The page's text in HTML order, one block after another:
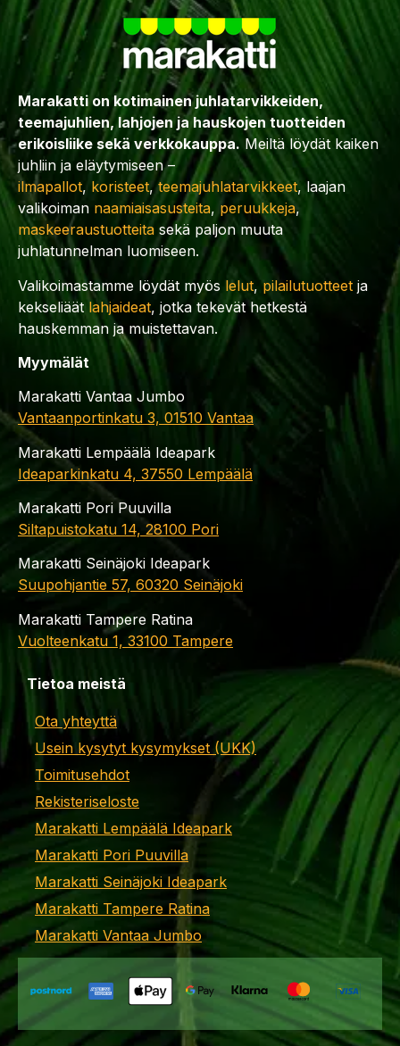
Marakatti on kotimainen juhlatarvikkeiden,
teemajuhlien, lahjojen ja hauskojen tuotteiden
erikoisliike sekä verkkokauppa. Meiltä löydät kaiken
juhliin ja eläytymiseen –
ilmapallot, koristeet,teemajuhlatarvikkeet, laajan
valikoiman naamiaisasusteita, peruukkeja,
maskeeraustuotteita sekä paljon muuta
juhlatunnelman luomiseen.
Valikoimastamme löydät myös lelut,pilailutuotteet ja
kekseliäät lahjaideat, jotka tekevät hetkestä
hauskemman ja muistettavan.
Myymälät
Marakatti Vantaa Jumbo
Vantaanportinkatu 3, 01510 Vantaa
Marakatti Lempäälä Ideapark
Ideaparkinkatu 4, 37550 Lempäälä
Marakatti Pori Puuvilla
Siltapuistokatu 14, 28100 Pori
Marakatti Seinäjoki Ideapark
Suupohjantie 57, 60320 Seinäjoki
Marakatti Tampere Ratina
Vuolteenkatu 1, 33100 Tampere
Tietoa meistä
Ota yhteyttä
Usein kysytyt kysymykset (UKK)
Toimitusehdot
Rekisteriseloste
Marakatti Lempäälä Ideapark
Marakatti Pori Puuvilla
Marakatti Seinäjoki Ideapark
Marakatti Tampere Ratina
Marakatti Vantaa Jumbo